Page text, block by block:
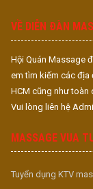
VỀ DIỄN ĐÀN
Hội Quán Massage
em tìm kiếm các địa
HCM cũng như toàn
Vui lòng liên hệ
MASSAGE VUA
Tuyển dụng KTV